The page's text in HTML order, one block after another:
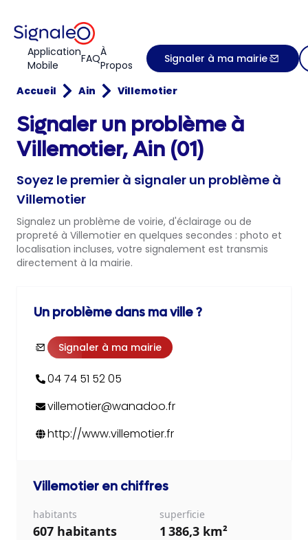
Application
Mobile
FAQÀ
Propos
Signaler à ma mairie
Accueil Ain Villemotier
Signaler un problème à
Villemotier, Ain (01)
Soyez le premier à signaler un problème à
Villemotier
Signalez un problème de voirie, d'éclairage ou de
propreté à Villemotier en quelques secondes : photo et
localisation incluses, votre signalement est transmis
directement à la mairie.
Un problème dans ma ville ?
Signaler à ma mairie
04 74 51 52 05
villemotier@wanadoo.fr
http://www.villemotier.fr
Villemotier en chiffres
habitants
607 habitants
superficie
1 386,3 km²